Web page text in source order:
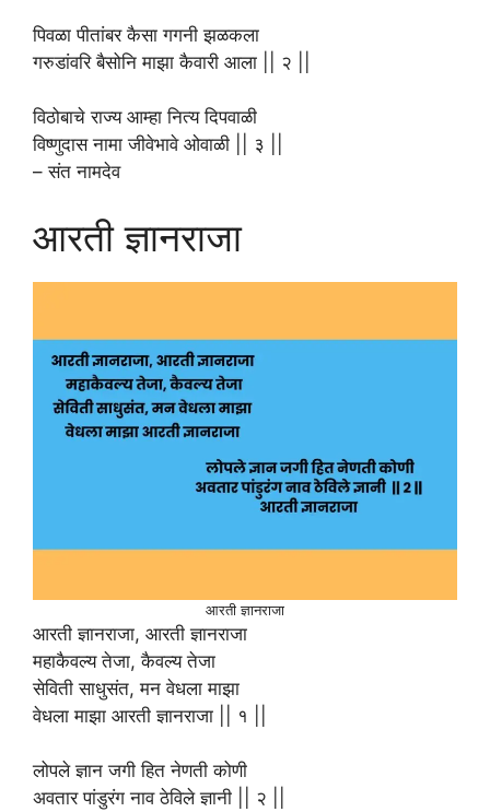
पिवळा पीतांबर कैसा गगनी झळकला
गरुडांवरि बैसोनि माझा कैवारी आला || २ ||
विठोबाचे राज्य आम्हा नित्य दिपवाळी
विष्णुदास नामा जीवेभावे ओवाळी || ३ ||
– संत नामदेव
आरती ज्ञानराजा
आरती ज्ञानराजा
आरती ज्ञानराजा, आरती ज्ञानराजा
महाकैवल्य तेजा, कैवल्य तेजा
सेविती साधुसंत, मन वेधला माझा
वेधला माझा आरती ज्ञानराजा || १ ||
लोपले ज्ञान जगी हित नेणती कोणी
अवतार पांडुरंग नाव ठेविले ज्ञानी || २ ||